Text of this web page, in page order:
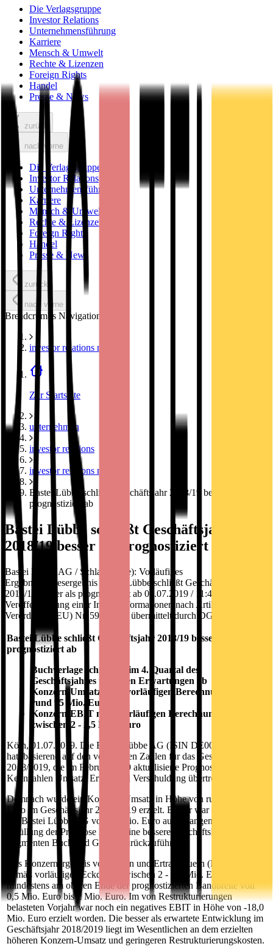
Die Verlagsgruppe
Investor Relations
Unternehmensführung
Karriere
Mensch & Umwelt
Rechte & Lizenzen
Foreign Rights
Handel
Presse & News
zurück
nach vorne
Die Verlagsgruppe
Investor Relations
Unternehmensführung
Karriere
Mensch & Umwelt
Rechte & Lizenzen
Foreign Rights
Handel
Presse & News
zurück
nach vorne
Breadcrumbs Navigation
investor relations news
Zur Startseite
unternehmen
investor relations
investor relations news
Bastei Lübbe schließt Geschäftsjahr 2018/19 besser als
prognostiziert ab
Bastei Lübbe schließt Geschäftsjahr
2018/19 besser als prognostiziert ab
Bastei Lübbe AG / Schlagwort(e): Vorläufiges
Ergebnis/Jahresergebnis Bastei Lübbe schließt Geschäftsjahr
2018/19 besser als prognostiziert ab 01.07.2019 / 11:46 CET/CEST
Veröffentlichung einer Insiderinformationen nach Artikel 17 der
Verordnung (EU) Nr. 596/2014, übermittelt durch DGAP - ein
Bastei Lübbe schließt Geschäftsjahr 2018/19 besser als
prognostiziert ab
Buchverlage schneiden im 4. Quartal des
Geschäftsjahres über den Erwartungen ab
Konzern-Umsatz nach vorläufigen Berechnungen von
rund 95 Mio. Euro
Konzern-EBIT nach vorläufigen Berechnungen
zwischen 2 - 2,5 Mio. Euro
Köln, 01.07.2019. Die Bastei Lübbe AG (ISIN DE000A1X3YY0)
hat, basierend auf den vorläufigen Zahlen für das Geschäftsjahr
2018/2019, die im Februar 2019 aktualisierte Prognose zu den drei
Kennzahlen Umsatz, Ertrag und Verschuldung übertroffen.
Demnach wurde ein Konzern-Umsatz in Höhe von rund 95 Mio.
Euro im Geschäftsjahr 2018/2019 erzielt. Bisher war der Vorstand
der Bastei Lübbe AG von 90 Mio. Euro ausgegangen. Die Über-
Erfüllung der Prognose ist auf eine bessere Geschäftslage in den
Segmenten Buch und Games zurückzuführen.
Das Konzernergebnis vor Zinsen und Ertragsteuern (EBIT) liegt
gemäß vorläufigen Eckdaten zwischen 2 - 2,5 Mio. Euro und damit
mindestens am oberen Ende der prognostizierten Bandbreite von
0,5 Mio. Euro bis 2 Mio. Euro. Im von Restrukturierungen
belasteten Vorjahr war noch ein negatives EBIT in Höhe von -18,0
Mio. Euro erzielt worden. Die besser als erwartete Entwicklung im
Geschäftsjahr 2018/2019 liegt im Wesentlichen an dem erzielten
höheren Konzern-Umsatz und geringeren Restrukturierungskosten.